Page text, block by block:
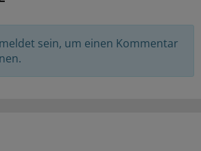
sein, um einen Kommentar